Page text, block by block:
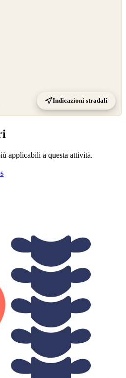
Indicazioni stradali
applicabili a questa attività.